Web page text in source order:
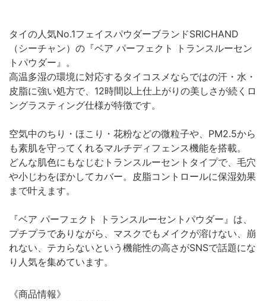
タイの人気No.1フェイスパウダーブランドSRICHAND
（シーチャン）の『ベア パーフェクト トランスルーセン
トパウダー』。
高温多湿の環境に対応するタイコスメならではの汗・水・
皮脂に強い処方で、12時間以上仕上がりの美しさが続くロ
ングラスティング仕様が特徴です。
空気中のちり・ほこり・花粉などの微粒子や、PM2.5から
も素肌を守ってくれるマルチディフェンス機能を搭載。
どんな肌色にもなじむトランスルーセントタイプで、毛穴
や小じわをぼかしてカバー。皮脂コントロールに保湿効果
まで叶えます。
『ベア パーフェクト トランスルーセントパウダー』は、
プチプラでありながら、マスクでもメイクが溶けない、崩
れない、テカらないという機能性の高さがSNSで話題にな
り人気を集めています。
《商品情報》